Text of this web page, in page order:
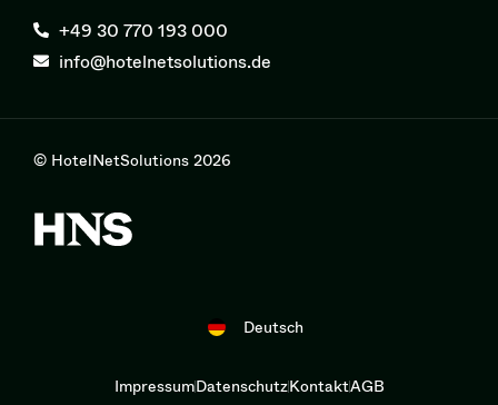
+49 30 770 193 000
info@hotelnetsolutions.de
Deutsch
ImpressumDatenschutzKontaktAGB
© HotelNetSolutions 2026